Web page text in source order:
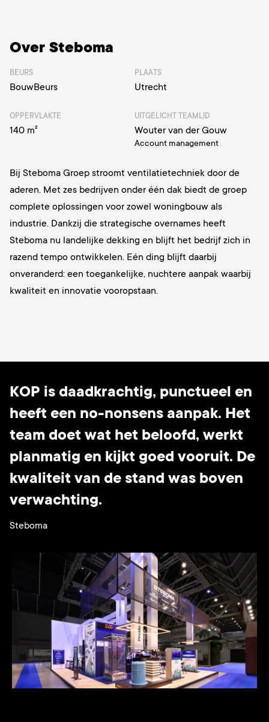
BEURS
BouwBeurs
PLAATS
Utrecht
OPPERVLAKTE
140 m²
UITGELICHT TEAMLID
Wouter van der Gouw
Account management
Over Steboma
Bij Steboma Groep stroomt ventilatietechniek door de
aderen. Met zes bedrijven onder één dak biedt de groep
complete oplossingen voor zowel woningbouw als
industrie. Dankzij die strategische overnames heeft
Steboma nu landelijke dekking en blijft het bedrijf zich in
razend tempo ontwikkelen. Eén ding blijft daarbij
onveranderd: een toegankelijke, nuchtere aanpak waarbij
kwaliteit en innovatie vooropstaan.
KOP is daadkrachtig, punctueel en
heeft een no-nonsens aanpak. Het
team doet wat het beloofd, werkt
planmatig en kijkt goed vooruit. De
kwaliteit van de stand was boven
verwachting.
Steboma